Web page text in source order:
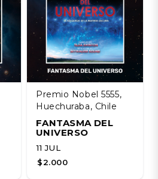
Premio Nobel 5555,
Huechuraba, Chile
FANTASMA DEL
UNIVERSO
11 JUL
$2.000